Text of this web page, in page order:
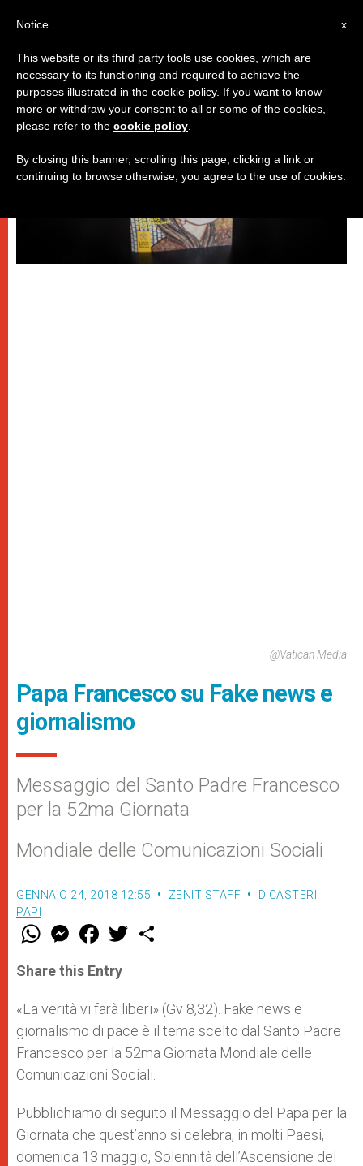
DICASTERI,PAPI
@Vatican Media
Papa Francesco su Fake news e
giornalismo
Messaggio del Santo Padre Francesco
per la 52ma Giornata
Mondiale delle Comunicazioni Sociali
GENNAIO 24, 2018 12:55 ZENIT STAFF DICASTERI
PAPI
W
t
s
p
p
M
e
s
e
g
e
r
F
a
e
b
o
k
w
r
Share this Entry
«La verità vi farà liberi» (Gv 8,32). Fake news e
giornalismo di pace è il tema scelto dal Santo Padre
Francesco per la 52ma Giornata Mondiale delle
Comunicazioni Sociali.
Pubblichiamo di seguito il Messaggio del Papa per la
Giornata che quest’anno si celebra, in molti Paesi,
domenica 13 maggio, Solennità dell’Ascensione del
x
Notice
This website or its third party tools use cookies, which are
necessary to its functioning and required to achieve the
purposes illustrated in the cookie policy. If you want to know
more or withdraw your consent to all or some of the cookies,
please refer to the cookie policy
By closing this banner, scrolling this page, clicking a link or
continuing to browse otherwise, you agree to the use of cookies.